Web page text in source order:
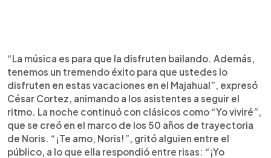
“La música es para que la disfruten bailando. Además,
tenemos un tremendo éxito para que ustedes lo
disfruten en estas vacaciones en el Majahual”, expresó
César Cortez, animando a los asistentes a seguir el
ritmo. La noche continuó con clásicos como “Yo viviré”,
que se creó en el marco de los 50 años de trayectoria
de Noris. “¡Te amo, Noris!”, gritó alguien entre el
público, a lo que ella respondió entre risas: “¡Yo